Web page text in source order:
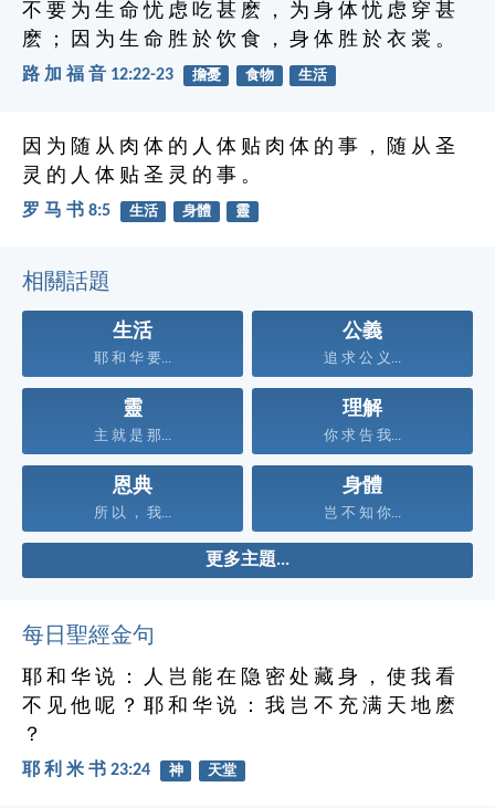
不 要 为 生 命 忧 虑 吃 甚 麽 ， 为 身 体 忧 虑 穿 甚
麽 ； 因 为 生 命 胜 於 饮 食 ， 身 体 胜 於 衣 裳 。
路 加 福 音 12:22-23 擔憂 食物 生活
因 为 随 从 肉 体 的 人 体 贴 肉 体 的 事 ， 随 从 圣
灵 的 人 体 贴 圣 灵 的 事 。
罗 马 书 8:5 生活 身體 靈
相關話題
生活
耶 和 华 要...
公義
追 求 公 义...
靈
主 就 是 那...
理解
你 求 告 我...
恩典
所 以 ， 我...
身體
岂 不 知 你...
更多主題...
每日聖經金句
耶 和 华 说 ： 人 岂 能 在 隐 密 处 藏 身 ， 使 我 看
不 见 他 呢 ？ 耶 和 华 说 ： 我 岂 不 充 满 天 地 麽
？
耶 利 米 书 23:24 神 天堂